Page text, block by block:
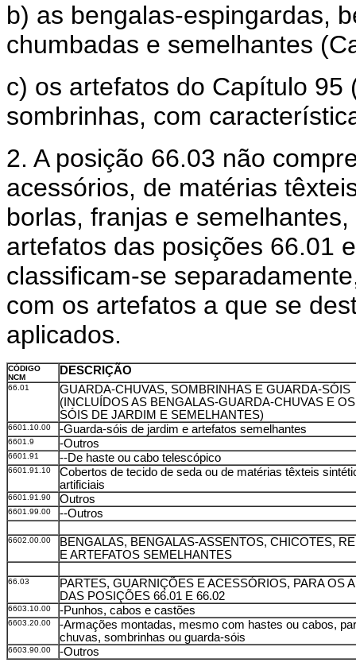
b) as bengalas-espingardas,
chumbadas e semelhantes
c) os artefatos do Capítulo
sombrinhas, com
2. A posição 66.03 não
acessórios, de matérias
borlas, franjas e
artefatos das posições 66.01
classificam-se
com os artefatos a que se
aplicados.
CÓDIGO
NCM
DESCRIÇÃO
66.01
GUARDA-CHUVAS, SOMBRINHAS E GUARDA-SÓIS
(INCLUÍDOS AS BENGALAS-GUARDA-CHUVAS E
SÓIS DE JARDIM E SEMELHANTES)
6601.10.00 -Guarda-sóis de jardim e artefatos semelhantes
6601.9 -Outros
6601.91 --De haste ou cabo telescópico
6601.91.10
Cobertos de tecido de seda ou de matérias têxteis
artificiais
6601.91.90 Outros
6601.99.00 --Outros
6602.00.00
BENGALAS, BENGALAS-ASSENTOS, CHICOTES,
E ARTEFATOS SEMELHANTES
66.03
PARTES, GUARNIÇÕES E ACESSÓRIOS, PARA OS
DAS POSIÇÕES 66.01 E 66.02
6603.10.00 -Punhos, cabos e castões
6603.20.00
-Armações montadas, mesmo com hastes ou cabos,
chuvas, sombrinhas ou guarda-sóis
6603.90.00 -Outros